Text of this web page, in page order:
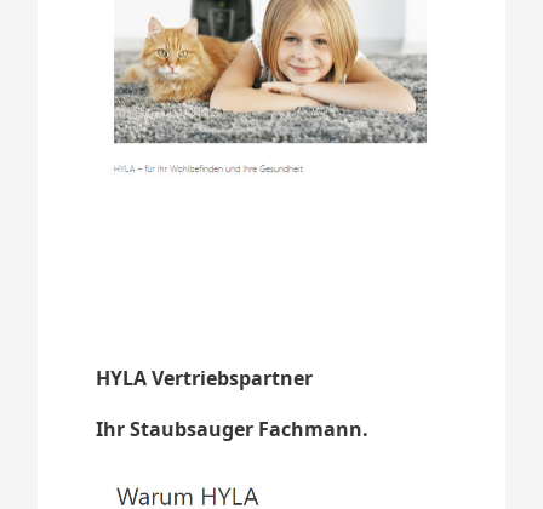
HYLA Vertriebspartner
Ihr Staubsauger Fachmann.